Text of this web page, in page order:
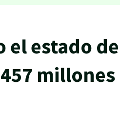
el estado de
millones